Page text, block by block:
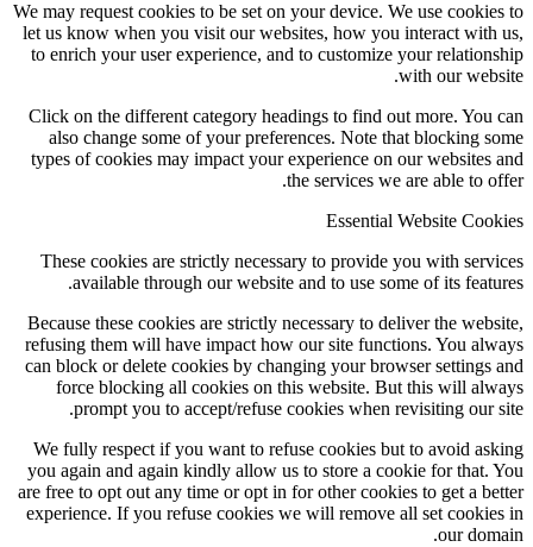
We may request cookies to be set on your device. We use
let us know when you visit our websites, how you interact
to enrich your user experience, and to customize your
with our
Click on the different category headings to find out more. You
also change some of your preferences. Note that blocking
types of cookies may impact your experience on our websites
the services we are able to
Essential Website
These cookies are strictly necessary to provide you with
available through our website and to use some of its
Because these cookies are strictly necessary to deliver the
refusing them will have impact how our site functions. You
can block or delete cookies by changing your browser settings
force blocking all cookies on this website. But this will
prompt you to accept/refuse cookies when revisiting our
We fully respect if you want to refuse cookies but to avoid
you again and again kindly allow us to store a cookie for that.
are free to opt out any time or opt in for other cookies to get a
experience. If you refuse cookies we will remove all set
our